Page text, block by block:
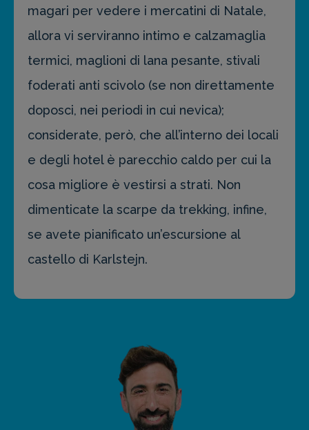
magari per vedere i mercatini di Natale,
allora vi serviranno intimo e calzamaglia
termici, maglioni di lana pesante, stivali
foderati anti scivolo (se non direttamente
doposci, nei periodi in cui nevica);
considerate, però, che all’interno dei locali
e degli hotel è parecchio caldo per cui la
cosa migliore è vestirsi a strati. Non
dimenticate la scarpe da trekking, infine,
se avete pianificato un’escursione al
castello di Karlstejn.